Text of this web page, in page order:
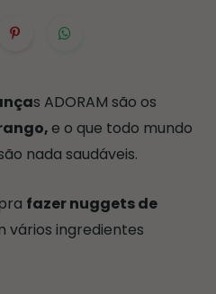
s ADORAM são os
e o que todo mundo
nada saudáveis.
fazer nuggets de
vários ingredientes